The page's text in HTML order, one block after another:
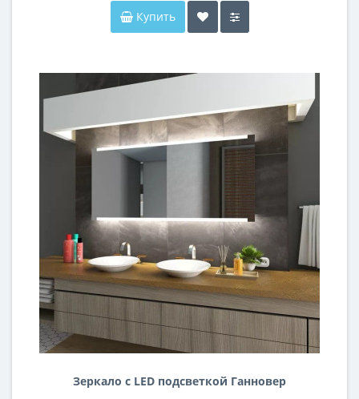
Купить
Зеркало с LED подсветкой Ганновер